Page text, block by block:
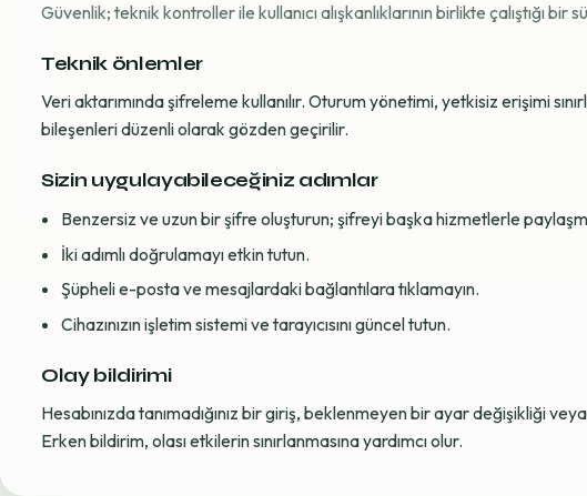
Güvenlik; teknik kontroller ile kullanıcı alışkanlıklarının birlikte çalıştığı
Teknik önlemler
Veri aktarımında şifreleme kullanılır. Oturum yönetimi, yetkisiz erişimi
bileşenleri düzenli olarak gözden geçirilir.
Sizin uygulayabileceğiniz adımlar
Benzersiz ve uzun bir şifre oluşturun; şifreyi başka hizmetlerle
İki adımlı doğrulamayı etkin tutun.
Şüpheli e-posta ve mesajlardaki bağlantılara tıklamayın.
Cihazınızın işletim sistemi ve tarayıcısını güncel tutun.
Olay bildirimi
Hesabınızda tanımadığınız bir giriş, beklenmeyen bir ayar değişikliği
Erken bildirim, olası etkilerin sınırlanmasına yardımcı olur.